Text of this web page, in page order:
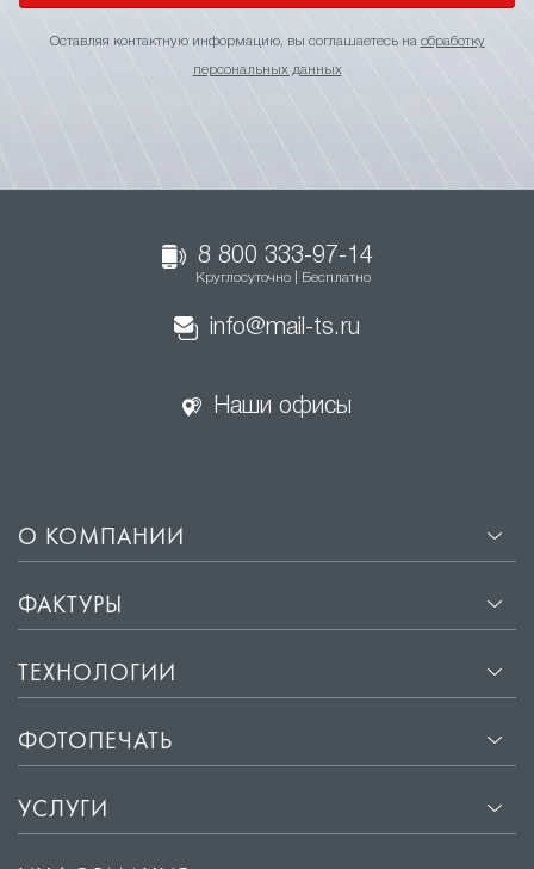
Оставляя контактную информацию, вы соглашаетесь на обработку
персональных данных
8 800 333-97-14
Круглосуточно | Бесплатно
info@mail-ts.ru
Наши офисы
О КОМПАНИИ
ФАКТУРЫ
ТЕХНОЛОГИИ
ФОТОПЕЧАТЬ
УСЛУГИ